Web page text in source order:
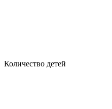
Количество детей